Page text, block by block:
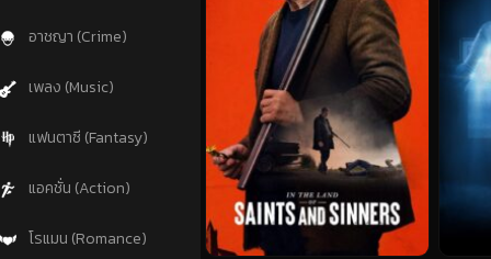
อาชญา (Crime)
เพลง (Music)
แฟนตาซี (Fantasy)
แอคชั่น (Action)
โรแมน (Romance)